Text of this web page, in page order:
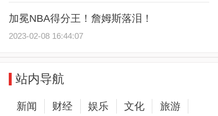
加冕NBA得分王！詹姆斯落泪！
2023-02-08 16:44:07
站内导航
新闻 财经 娱乐 文化
旅游